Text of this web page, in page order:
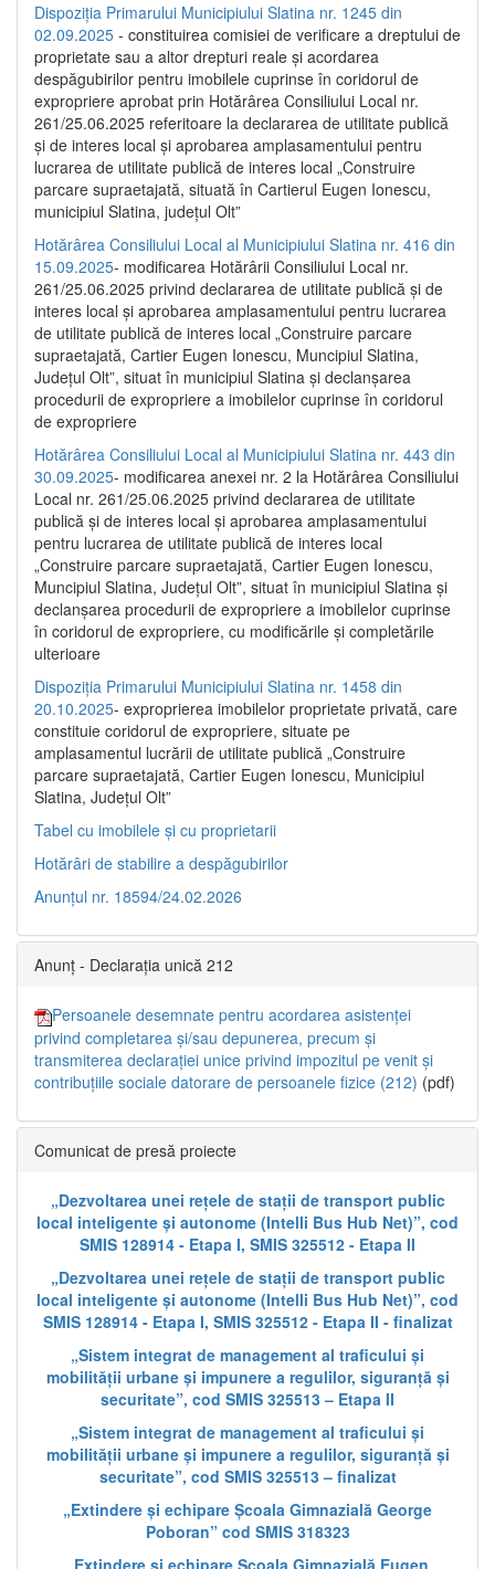
Dispoziția Primarului Municipiului Slatina nr. 1245 din
02.09.2025 - constituirea comisiei de verificare a dreptului de
proprietate sau a altor drepturi reale și acordarea
despăgubirilor pentru imobilele cuprinse în coridorul de
expropriere aprobat prin Hotărârea Consiliului Local nr.
261/25.06.2025 referitoare la declararea de utilitate publică
și de interes local și aprobarea amplasamentului pentru
lucrarea de utilitate publică de interes local „Construire
parcare supraetajată, situată în Cartierul Eugen Ionescu,
municipiul Slatina, județul Olt”
Hotărârea Consiliului Local al Municipiului Slatina nr. 416 din
15.09.2025- modificarea Hotărârii Consiliului Local nr.
261/25.06.2025 privind declararea de utilitate publică și de
interes local și aprobarea amplasamentului pentru lucrarea
de utilitate publică de interes local „Construire parcare
supraetajată, Cartier Eugen Ionescu, Muncipiul Slatina,
Județul Olt”, situat în municipiul Slatina și declanșarea
procedurii de expropriere a imobilelor cuprinse în coridorul
de expropriere
Hotărârea Consiliului Local al Municipiului Slatina nr. 443 din
30.09.2025- modificarea anexei nr. 2 la Hotărârea Consiliului
Local nr. 261/25.06.2025 privind declararea de utilitate
publică şi de interes local şi aprobarea amplasamentului
pentru lucrarea de utilitate publică de interes local
„Construire parcare supraetajată, Cartier Eugen Ionescu,
Muncipiul Slatina, Judeţul Olt”, situat în municipiul Slatina şi
declanşarea procedurii de expropriere a imobilelor cuprinse
în coridorul de expropriere, cu modificările şi completările
ulterioare
Dispoziția Primarului Municipiului Slatina nr. 1458 din
20.10.2025- exproprierea imobilelor proprietate privată, care
constituie coridorul de expropriere, situate pe
amplasamentul lucrării de utilitate publică „Construire
parcare supraetajată, Cartier Eugen Ionescu, Municipiul
Slatina, Județul Olt”
Tabel cu imobilele și cu proprietarii
Hotărâri de stabilire a despăgubirilor
Anunțul nr. 18594/24.02.2026
Anunț - Declarația unică 212
Persoanele desemnate pentru acordarea asistenței
privind completarea și/sau depunerea, precum și
transmiterea declarației unice privind impozitul pe venit și
contribuțiile sociale datorare de persoanele fizice (212) (pdf)
Comunicat de presă proiecte
„Dezvoltarea unei rețele de stații de transport public
local inteligente și autonome (Intelli Bus Hub Net)”, cod
SMIS 128914 - Etapa I, SMIS 325512 - Etapa II
„Dezvoltarea unei rețele de stații de transport public
local inteligente și autonome (Intelli Bus Hub Net)”, cod
SMIS 128914 - Etapa I, SMIS 325512 - Etapa II - finalizat
„Sistem integrat de management al traficului și
mobilității urbane și impunere a regulilor, siguranță și
securitate”, cod SMIS 325513 – Etapa II
„Sistem integrat de management al traficului și
mobilității urbane și impunere a regulilor, siguranță și
securitate”, cod SMIS 325513 – finalizat
„Extindere și echipare Școala Gimnazială George
Poboran” cod SMIS 318323
„Extindere și echipare Școala Gimnazială Eugen